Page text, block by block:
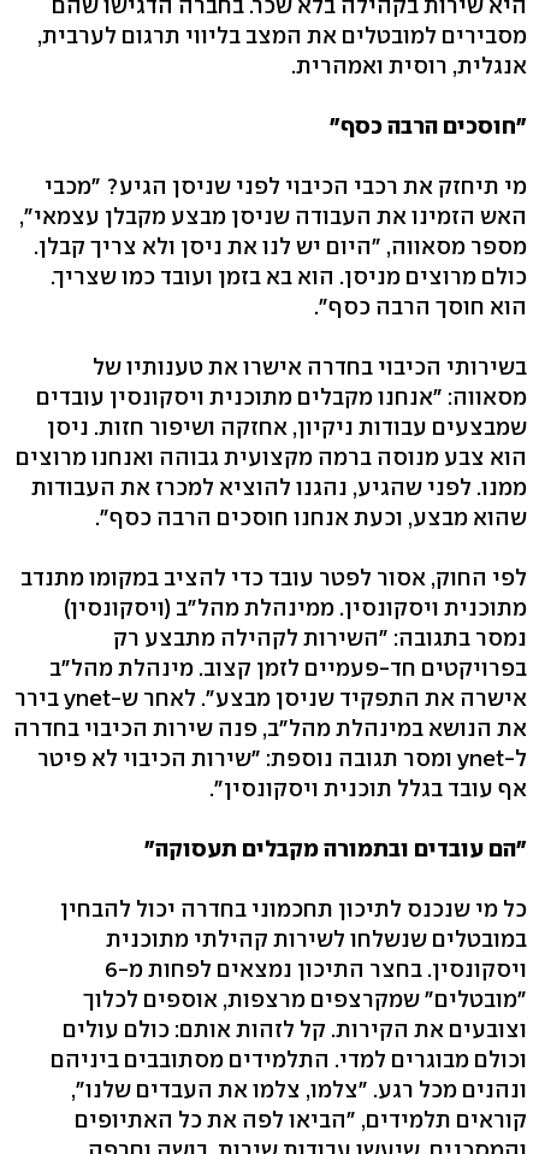
מסבירים למובטלים את המצב בליווי תרגום לערבית,
אנגלית, רוסית ואמהרית.
"חוסכים הרבה כסף"
מי תיחזק את רכבי הכיבוי לפני שניסן הגיע? "מכבי
האש הזמינו את העבודה שניסן מבצע מקבלן עצמאי",
מספר מסאווה, "היום יש לנו את ניסן ולא צריך קבלן.
כולם מרוצים מניסן. הוא בא בזמן ועובד כמו שצריך.
הוא חוסך הרבה כסף".
בשירותי הכיבוי בחדרה אישרו את טענותיו של
מסאווה: "אנחנו מקבלים מתוכנית ויסקונסין עובדים
שמבצעים עבודות ניקיון, אחזקה ושיפור חזות. ניסן
הוא צבע מנוסה ברמה מקצועית גבוהה ואנחנו מרוצים
ממנו. לפני שהגיע, נהגנו להוציא למכרז את העבודות
שהוא מבצע, וכעת אנחנו חוסכים הרבה כסף".
לפי החוק, אסור לפטר עובד כדי להציב במקומו מתנדב
מתוכנית ויסקונסין. ממינהלת מהל"ב (ויסקונסין)
נמסר בתגובה: "השירות לקהילה מתבצע רק
בפרויקטים חד-פעמיים לזמן קצוב. מינהלת מהל"ב
אישרה את התפקיד שניסן מבצע". לאחר ש-ynet בירר
את הנושא במינהלת מהל"ב, פנה שירות הכיבוי בחדרה
ל-ynet ומסר תגובה נוספת: "שירות הכיבוי לא פיטר
אף עובד בגלל תוכנית ויסקונסין".
"הם עובדים ובתמורה מקבלים תעסוקה"
כל מי שנכנס לתיכון תחכמוני בחדרה יכול להבחין
במובטלים שנשלחו לשירות קהילתי מתוכנית
ויסקונסין. בחצר התיכון נמצאים לפחות מ-6
"מובטלים" שמקרצפים מרצפות, אוספים לכלוך
וצובעים את הקירות. קל לזהות אותם: כולם עולים
וכולם מבוגרים למדי. התלמידים מסתובבים ביניהם
ונהנים מכל רגע. "צלמו, צלמו את העבדים שלנו",
קוראים תלמידים, "הביאו לפה את כל האתיופים